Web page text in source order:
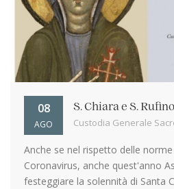
08
AGO
S. Chiara e S. Rufino
Custodia Generale
Anche se nel rispetto delle
Coronavirus, anche quest'anno
festeggiare la solennità di Santa